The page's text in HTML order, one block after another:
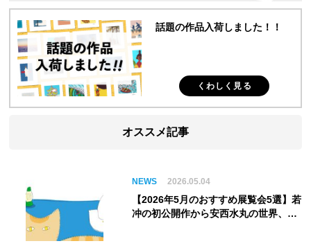
話題の作品入荷しました！！
くわしく見る
オススメ記事
NEWS 2026.05.04
【2026年5月のおすすめ展覧会5選】若
冲の初公開作から安西水丸の世界、そ